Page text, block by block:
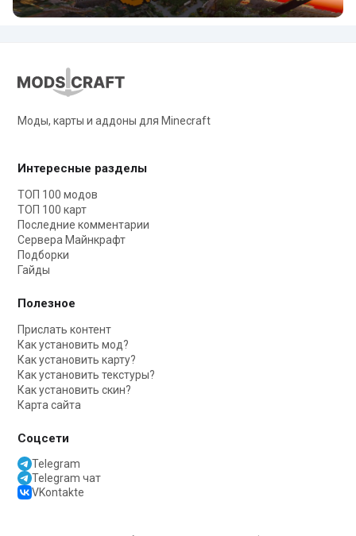
Моды, карты и аддоны для Minecraft
Интересные разделы
ТОП 100 модов
ТОП 100 карт
Последние комментарии
Сервера Майнкрафт
Подборки
Гайды
Полезное
Прислать контент
Как установить мод?
Как установить карту?
Как установить текстуры?
Как установить скин?
Карта сайта
Соцсети
Telegram
Telegram чат
VKontakte